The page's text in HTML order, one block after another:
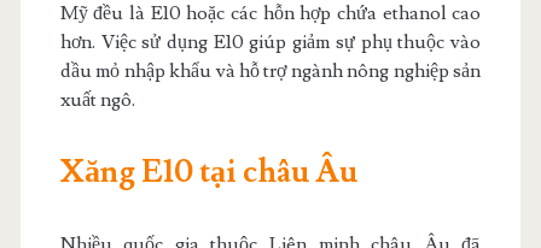
Mỹ đều là E10 hoặc các hỗn hợp chứa ethanol cao
hơn. Việc sử dụng E10 giúp giảm sự phụ thuộc vào
dầu mỏ nhập khẩu và hỗ trợ ngành nông nghiệp sản
xuất ngô.
Xăng E10 tại châu Âu